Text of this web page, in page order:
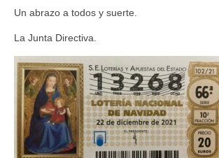
Un abrazo a todos y suerte.
La Junta Directiva.